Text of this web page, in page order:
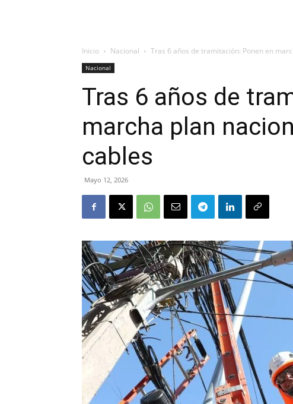
Inicio Nacional Tras 6 años de tramitación: Ponen en
Nacional
Tras 6 años de
marcha plan
cables
Mayo 12, 2026